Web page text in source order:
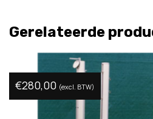
Gerelateerde
€280,00 (excl. BTW)